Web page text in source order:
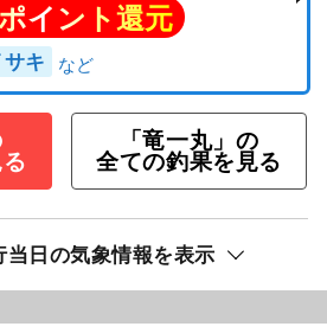
イント還元
サキ
「竜一丸」の
全ての釣果を見る
当日の気象情報を表示